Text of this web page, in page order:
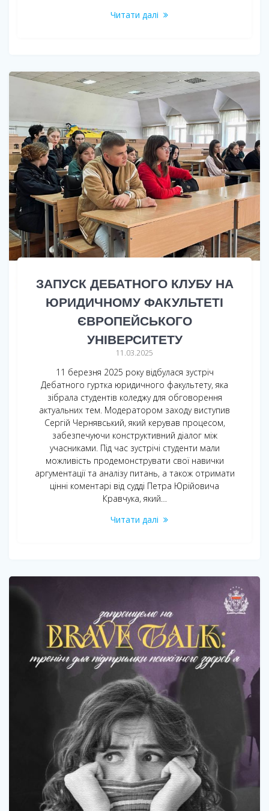
Читати далі
ЗАПУСК ДЕБАТНОГО КЛУБУ НА
ЮРИДИЧНОМУ ФАКУЛЬТЕТІ
ЄВРОПЕЙСЬКОГО
УНІВЕРСИТЕТУ
11.03.2025
11 березня 2025 року відбулася зустріч
Дебатного гуртка юридичного факультету, яка
зібрала студентів коледжу для обговорення
актуальних тем. Модератором заходу виступив
Сергій Чернявський, який керував процесом,
забезпечуючи конструктивний діалог між
учасниками. Під час зустрічі студенти мали
можливість продемонструвати свої навички
аргументації та аналізу питань, а також отримати
цінні коментарі від судді Петра Юрійовича
Кравчука, який…
Читати далі